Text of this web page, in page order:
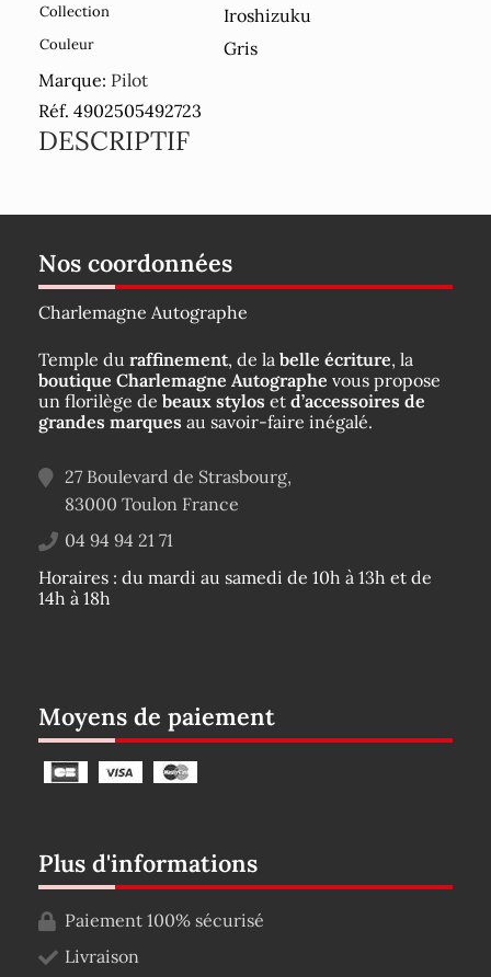
Collection Iroshizuku
Couleur
Gris
Marque: Pilot
Réf. 4902505492723
DESCRIPTIF
Nos coordonnées
Charlemagne Autographe
Temple du raffinement, de la belle écriture, la
boutique Charlemagne Autographe vous propose
un florilège de beaux stylos et d’accessoires de
grandes marques au savoir-faire inégalé.
27 Boulevard de Strasbourg,
83000 Toulon France
04 94 94 21 71
Horaires : du mardi au samedi de 10h à 13h et de
14h à 18h
Moyens de paiement
Plus d'informations
Paiement 100% sécurisé
Livraison